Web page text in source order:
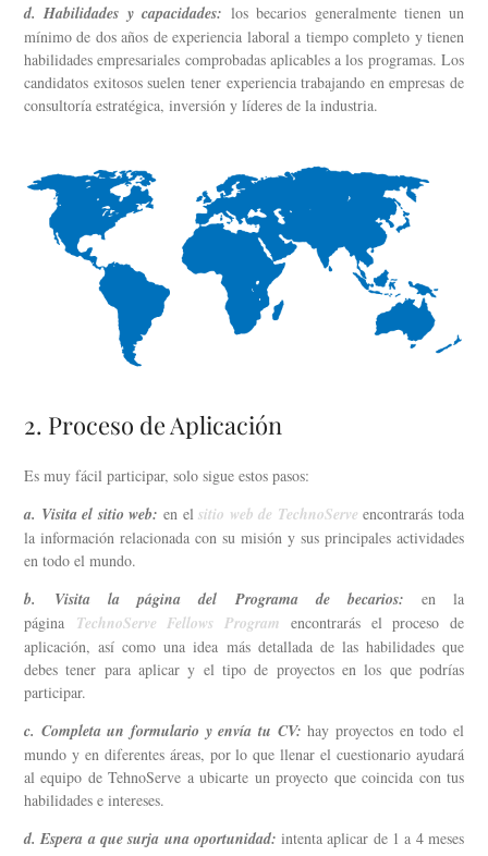
d. Habilidades y capacidades: los becarios generalmente tienen un
mínimo de dos años de experiencia laboral a tiempo completo y tienen
habilidades empresariales comprobadas aplicables a los programas. Los
candidatos exitosos suelen tener experiencia trabajando en empresas de
consultoría estratégica, inversión y líderes de la industria.
2. Proceso de Aplicación
Es muy fácil participar, solo sigue estos pasos:
a. Visita el sitio web: en elsitio web de TechnoServe encontrarás toda
la información relacionada con su misión y sus principales actividades
en todo el mundo.
b. Visita la página del Programa de becarios: en la
página TechnoServe Fellows Program encontrarás el proceso de
aplicación, así como una idea más detallada de las habilidades que
debes tener para aplicar y el tipo de proyectos en los que podrías
participar.
c. Completa un formulario y envía tu CV: hay proyectos en todo el
mundo y en diferentes áreas, por lo que llenar el cuestionario ayudará
al equipo de TehnoServe a ubicarte un proyecto que coincida con tus
habilidades e intereses.
d. Espera a que surja una oportunidad: intenta aplicar de 1 a 4 meses